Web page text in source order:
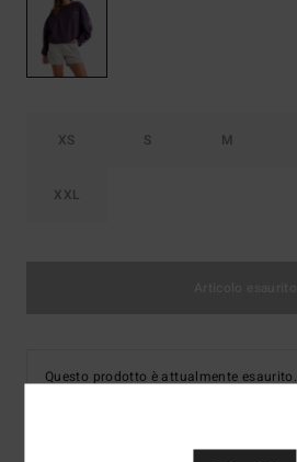
XS S M
XXL
Questo prodotto è attualmente esaurito.